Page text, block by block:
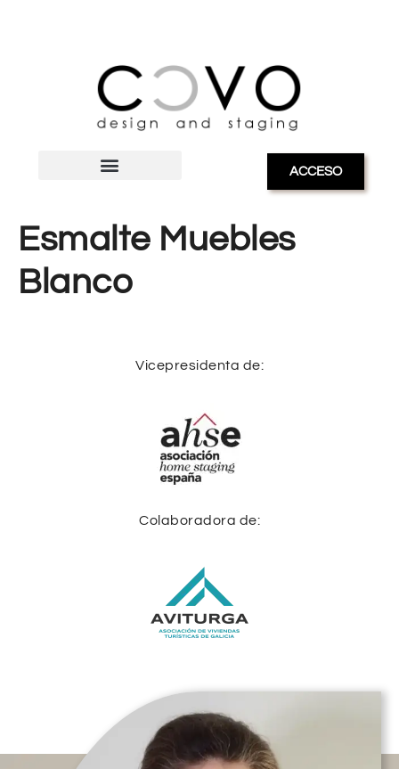
ACCESO
Esmalte Muebles
Blanco
Vicepresidenta de:
Colaboradora de: